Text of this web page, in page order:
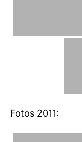
Fotos 2011: